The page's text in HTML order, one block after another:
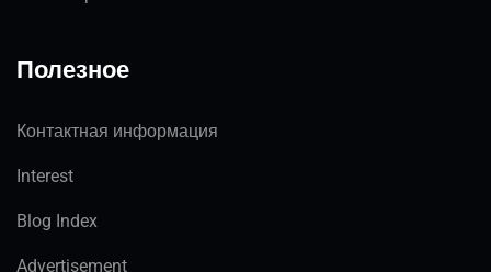
Полезное
Контактная информация
Interest
Blog Index
Advertisement